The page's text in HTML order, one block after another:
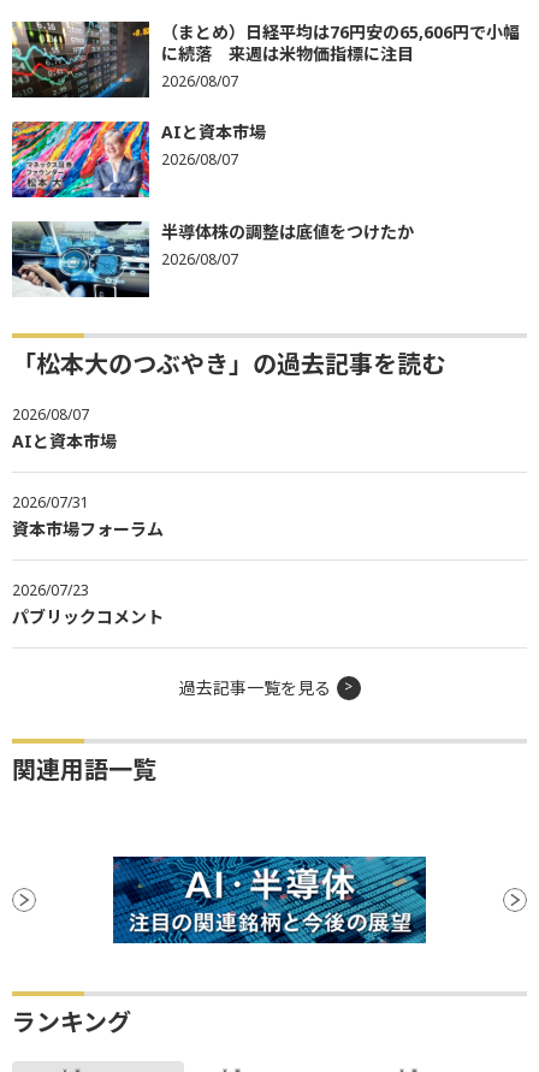
（まとめ）日経平均は76円安の65,606円で小幅
に続落 来週は米物価指標に注目
2026/08/07
AIと資本市場
2026/08/07
半導体株の調整は底値をつけたか
2026/08/07
「松本大のつぶやき」の過去記事を読む
2026/08/07
AIと資本市場
2026/07/31
資本市場フォーラム
2026/07/23
パブリックコメント
過去記事一覧を見る
関連用語一覧
ランキング